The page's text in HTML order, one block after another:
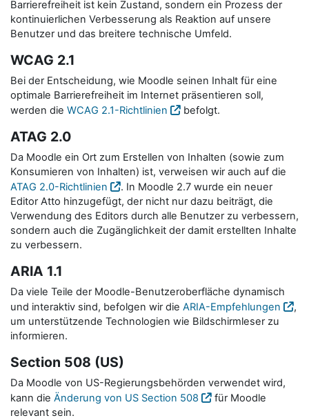
Barrierefreiheit ist kein Zustand, sondern ein Prozess der
kontinuierlichen Verbesserung als Reaktion auf unsere
Benutzer und das breitere technische Umfeld.
WCAG 2.1
Bei der Entscheidung, wie Moodle seinen Inhalt für eine
optimale Barrierefreiheit im Internet präsentieren soll,
werden die WCAG 2.1-Richtlinien befolgt.
ATAG 2.0
Da Moodle ein Ort zum Erstellen von Inhalten (sowie zum
Konsumieren von Inhalten) ist, verweisen wir auch auf die
ATAG 2.0-Richtlinien
. In Moodle 2.7 wurde ein neuer
Editor Atto hinzugefügt, der nicht nur dazu beiträgt, die
Verwendung des Editors durch alle Benutzer zu verbessern,
sondern auch die Zugänglichkeit der damit erstellten Inhalte
zu verbessern.
ARIA 1.1
Da viele Teile der Moodle-Benutzeroberfläche dynamisch
und interaktiv sind, befolgen wir die ARIA-Empfehlungen
,
um unterstützende Technologien wie Bildschirmleser zu
informieren.
Section 508 (US)
Da Moodle von US-Regierungsbehörden verwendet wird,
kann die Änderung von US Section 508
für Moodle
relevant sein.